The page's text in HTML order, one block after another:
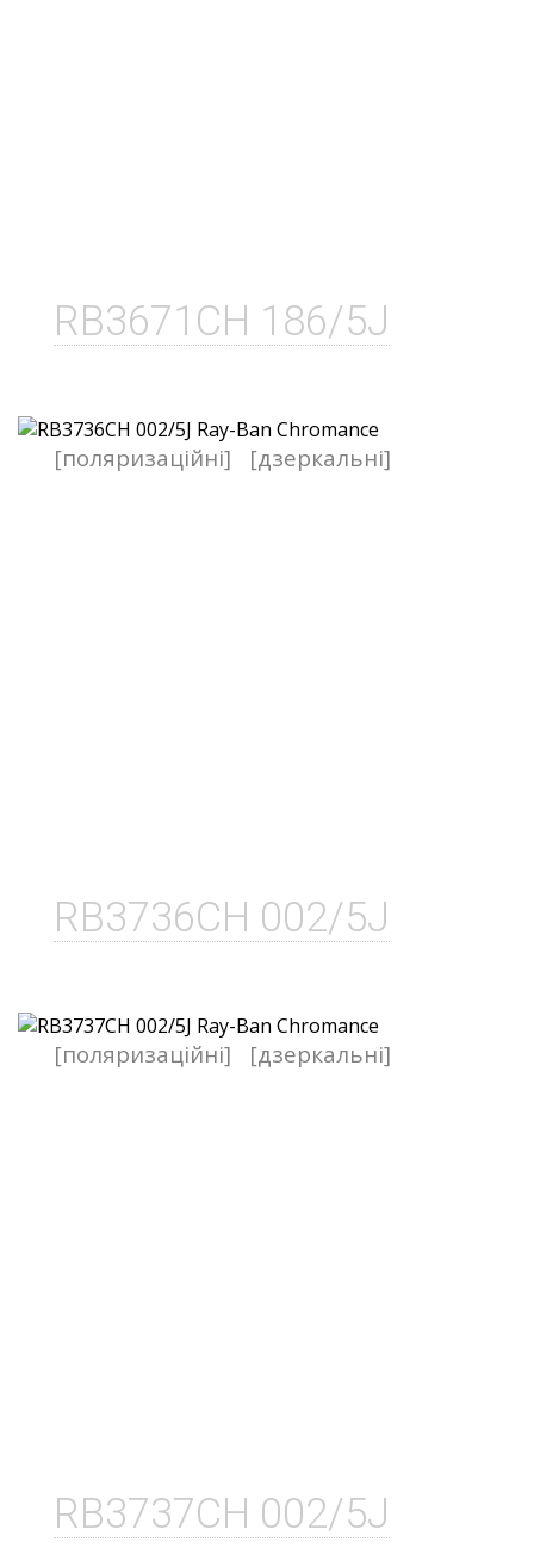
RB3671CH 186/5J
RB3736CH 002/5J
[поляризаційні] [дзеркальні]
RB3737CH 002/5J
[поляризаційні] [дзеркальні]